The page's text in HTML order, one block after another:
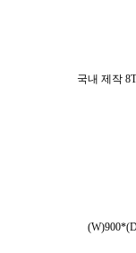
국내 제작